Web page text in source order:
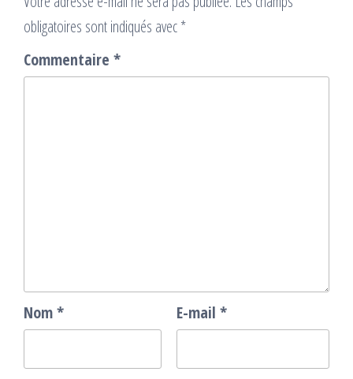
obligatoires sont indiqués avec*
Commentaire *
Nom* E-mail *